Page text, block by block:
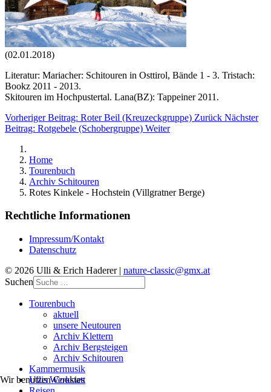
(02.01.2018)
Literatur: Mariacher: Schitouren in Osttirol, Bände 1 - 3. Tristach:
Bookz 2011 - 2013.
Skitouren im Hochpustertal. Lana(BZ): Tappeiner 2011.
Vorheriger Beitrag: Roter Beil (Kreuzeckgruppe) Zurück Nächster
Beitrag: Rotgebele (Schobergruppe) Weiter
Home
Tourenbuch
Archiv Schitouren
Rotes Kinkele - Hochstein (Villgratner Berge)
Rechtliche Informationen
Impressum/Kontakt
Datenschutz
© 2026 Ulli & Erich Haderer | nature-classic@gmx.at
Suchen
Tourenbuch
aktuell
unsere Neutouren
Archiv Klettern
Archiv Bergsteigen
Archiv Schitouren
Kammermusik
Ullis Werkstatt
Wir benutzen Cookies